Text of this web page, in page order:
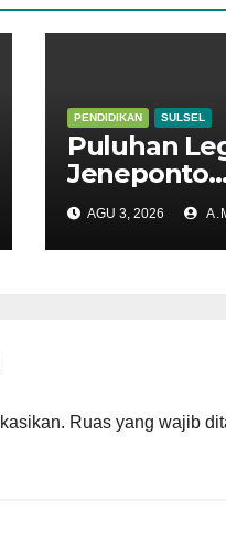
PENDIDIKAN SULSEL
Puluhan
Jeneponto
Mengadu
Sulsel
AGU 3, 2026
Ruas yang wajib